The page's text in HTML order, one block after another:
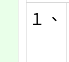
１、